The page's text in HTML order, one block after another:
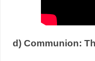
d) Communion: